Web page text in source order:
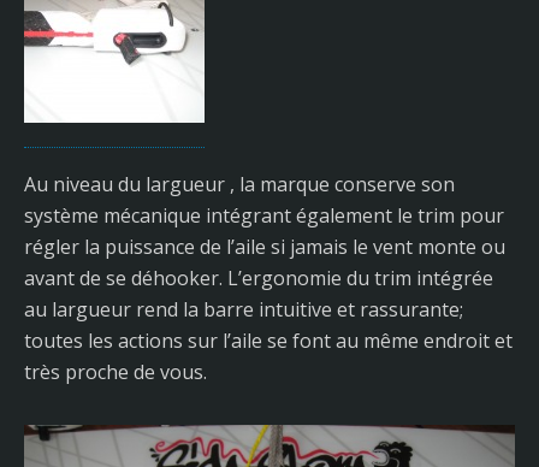
Au niveau du largueur , la marque conserve son
système mécanique intégrant également le trim pour
régler la puissance de l’aile si jamais le vent monte ou
avant de se déhooker. L’ergonomie du trim intégrée
au largueur rend la barre intuitive et rassurante;
toutes les actions sur l’aile se font au même endroit et
très proche de vous.